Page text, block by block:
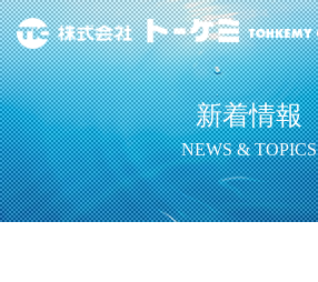
新着情報
NEWS & TOPICS